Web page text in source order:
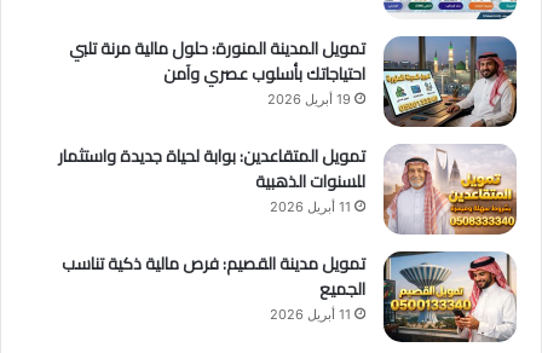
تمويل المدينة المنورة: حلول مالية مرنة تلبي
احتياجاتك بأسلوب عصري وآمن
19 أبريل 2026
تمويل المتقاعدين: بوابة لحياة جديدة واستثمار
للسنوات الذهبية
11 أبريل 2026
تمويل مدينة القصيم: فرص مالية ذكية تناسب
الجميع
11 أبريل 2026